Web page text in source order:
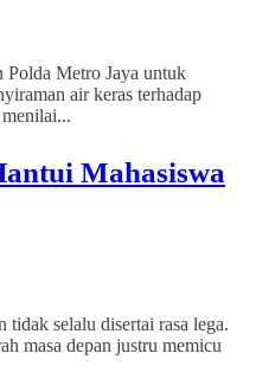
Polda Metro Jaya untuk
air keras terhadap
Mahasiswa
tidak selalu disertai rasa lega.
masa depan justru memicu